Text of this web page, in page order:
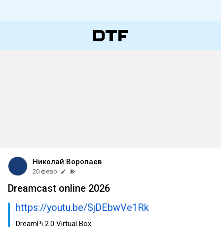
Николай Воропаев
20 февр
Dreamcast online 2026
https://youtu.be/SjDEbwVe1Rk
DreamPi 2.0 Virtual Box